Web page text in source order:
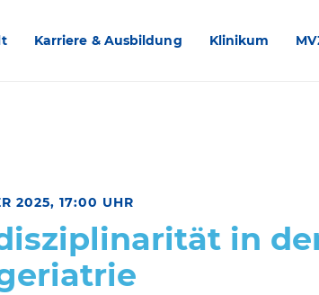
Karriere & Ausbildung Klinikum
2025, 17:00 UHR
in